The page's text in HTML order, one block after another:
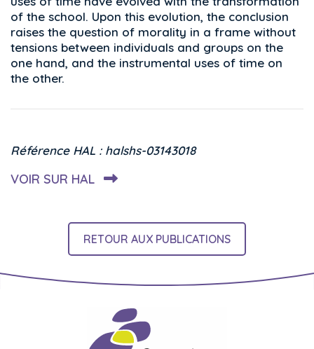
of the school. Upon this evolution, the conclusion
raises the question of morality in a frame without
tensions between individuals and groups on the
one hand, and the instrumental uses of time on
the other.
Référence HAL : halshs-03143018
VOIR SUR HAL
RETOUR AUX PUBLICATIONS